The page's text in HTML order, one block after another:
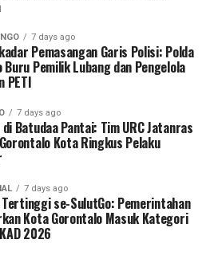
mahasiswa bertindak sebagai
pada pemahaman mekanisme
gejala awal, pentingnya
stigma negatif terhadap
warga.
adalah fondasi utama dalam
TBC. Kami berupaya
yang persuasif dan mudah
ragu melakukan pemeriksaan
batuk berkepanjangan,”
7 days ago
Pemasangan Garis Polisi: Polda
Buru Pemilik Lubang dan Pengelola
PETI
7 days ago
di Batudaa Pantai: Tim URC Jatanras
Kota Ringkus Pelaku
7 days ago
Tertinggi se-SulutGo: Pemerintahan
Kota Gorontalo Masuk Kategori
2026